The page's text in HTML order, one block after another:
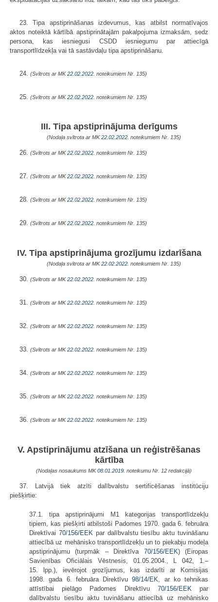
23. Tipa apstiprināšanas izdevumus, kas atbilst normatīvajos
aktos noteiktā kārtībā apstiprinātajām pakalpojuma izmaksām, sedz
persona, kas iesniegusi CSDD iesniegumu par attiecīgā
transportlīdzekļa vai tā sastāvdaļu tipa apstiprināšanu.
24. (Svītrots ar MK22.02.2022. noteikumiem Nr. 135)
25. (Svītrots ar MK22.02.2022. noteikumiem Nr. 135)
III. Tipa apstiprinājuma derīgums
(Nodaļa svītrota ar MK22.02.2022. noteikumiem Nr. 135)
26. (Svītrots ar MK22.02.2022. noteikumiem Nr. 135)
27. (Svītrots ar MK22.02.2022. noteikumiem Nr. 135)
28. (Svītrots ar MK22.02.2022. noteikumiem Nr. 135)
29. (Svītrots ar MK22.02.2022. noteikumiem Nr. 135)
IV. Tipa apstiprinājuma grozījumu izdarīšana
(Nodaļa svītrota ar MK22.02.2022. noteikumiem Nr. 135)
30. (Svītrots ar MK22.02.2022. noteikumiem Nr. 135)
31. (Svītrots ar MK22.02.2022. noteikumiem Nr. 135)
32. (Svītrots ar MK22.02.2022. noteikumiem Nr. 135)
33. (Svītrots ar MK22.02.2022. noteikumiem Nr. 135)
34. (Svītrots ar MK22.02.2022. noteikumiem Nr. 135)
35. (Svītrots ar MK22.02.2022. noteikumiem Nr. 135)
36. (Svītrots ar MK22.02.2022. noteikumiem Nr. 135)
V. Apstiprinājumu atzīšana un reģistrēšanas
kārtība
(Nodaļas nosaukums MK08.01.2019. noteikumu Nr. 12 redakcijā)
37. Latvijā tiek atzīti dalībvalstu sertificēšanas institūciju
piešķirtie:
37.1. tipa apstiprinājumi M1 kategorijas transportlīdzekļu
tipiem, kas piešķirti atbilstoši Padomes 1970. gada 6. februāra
Direktīvai 70/156/EEK par dalībvalstu tiesību aktu tuvināšanu
attiecībā uz mehānisko transportlīdzekļu un to piekabju modeļa
apstiprinājumu (turpmāk – Direktīva 70/156/EEK) (Eiropas
Savienības Oficiālais Vēstnesis, 01.05.2004., L 042, 1.–
15. lpp.), ievērojot grozījumus, kas izdarīti ar Komisijas
1998. gada 6. februāra Direktīvu98/14/EK , ar ko tehnikas
attīstībai pielāgo Padomes Direktīvu 70/156/EEK par
dalībvalstu tiesību aktu tuvināšanu attiecībā uz mehānisko